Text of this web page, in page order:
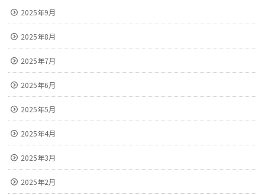
2025年9月
2025年8月
2025年7月
2025年6月
2025年5月
2025年4月
2025年3月
2025年2月